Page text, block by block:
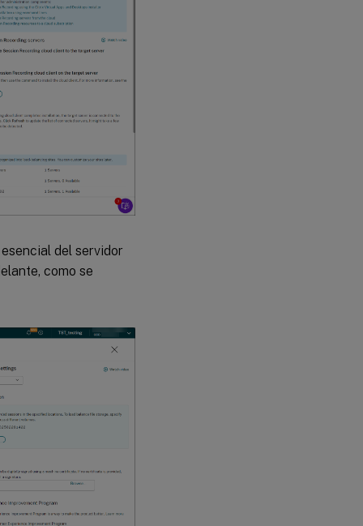
del servidor
como se